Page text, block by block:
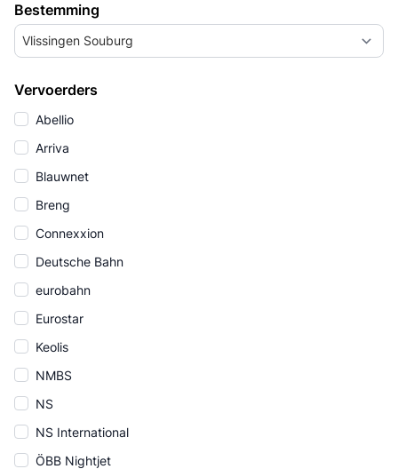
Bestemming
Vlissingen Souburg
Vervoerders
Abellio
Arriva
Blauwnet
Breng
Connexxion
Deutsche Bahn
eurobahn
Eurostar
Keolis
NMBS
NS
NS International
ÖBB Nightjet